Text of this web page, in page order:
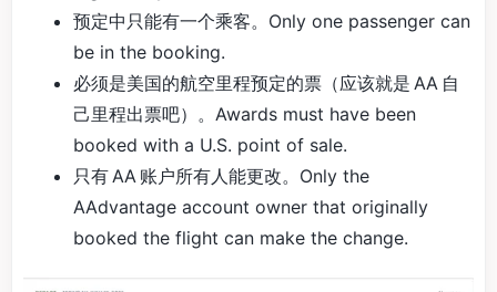
预定中只能有一个乘客。Only one passenger can
be in the booking.
必须是美国的航空里程预定的票（应该就是 AA 自
己里程出票吧）。Awards must have been
booked with a U.S. point of sale.
只有 AA 账户所有人能更改。Only the
AAdvantage account owner that originally
booked the flight can make the change.